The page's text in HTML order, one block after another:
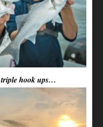
triple hook ups…